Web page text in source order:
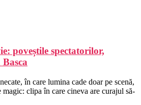
poveștile spectatorilor,
în care lumina cade doar pe scenă,
magic: clipa în care cineva are curajul să-